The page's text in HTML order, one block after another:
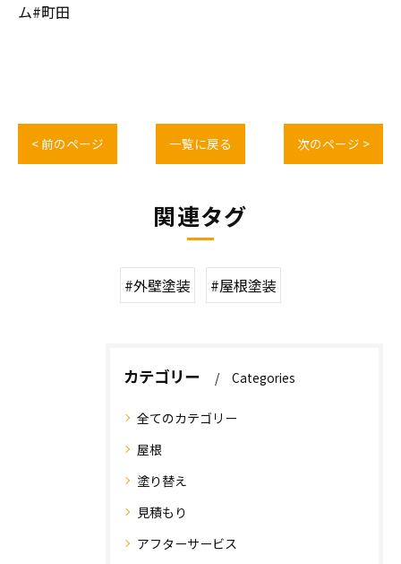
ム#町田
< 前のページ 一覧に戻る 次のページ >
関連タグ
#外壁塗装 #屋根塗装
カテゴリー Categories
全てのカテゴリー
屋根
塗り替え
見積もり
アフターサービス